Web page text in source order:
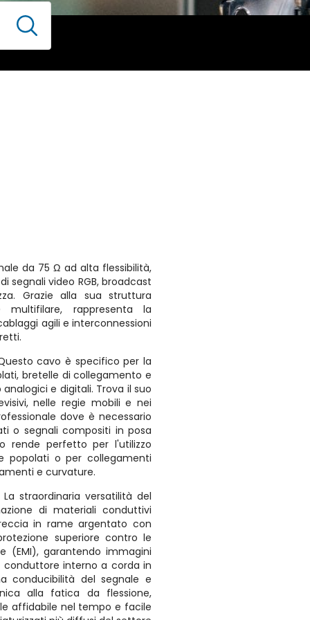
da 75 Ω ad alta flessibilità,
segnali video RGB, broadcast
Grazie alla sua struttura
rappresenta la
agili e interconnessioni
cavo è specifico per la
bretelle di collegamento e
e digitali. Trova il suo
nelle regie mobili e nei
dove è necessario
o segnali compositi in posa
rende perfetto per l'utilizzo
popolati o per collegamenti
e curvature.
La straordinaria versatilità del
di materiali conduttivi
in rame argentato con
superiore contro le
(EMI), garantendo immagini
conduttore interno a corda in
conducibilità del segnale e
alla fatica da flessione,
affidabile nel tempo e facile